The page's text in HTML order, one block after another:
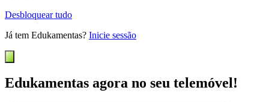
Desbloquear tudo
Já tem Edukamentas? Inicie sessão
Edukamentas agora no seu telemóvel!